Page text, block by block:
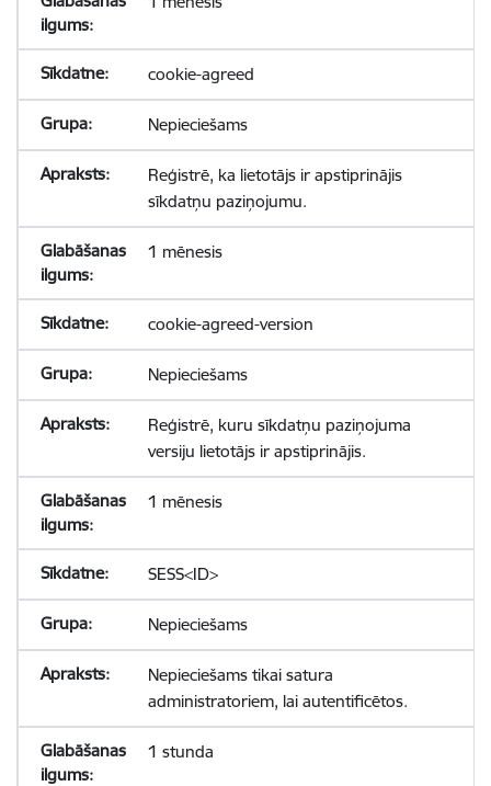
cookie-agreed
Nepieciešams
Reģistrē, ka lietotājs ir apstiprinājis
sīkdatņu paziņojumu.
1 mēnesis
cookie-agreed-version
Nepieciešams
Reģistrē, kuru sīkdatņu paziņojuma
versiju lietotājs ir apstiprinājis.
1 mēnesis
SESS<ID>
Nepieciešams
Nepieciešams tikai satura
administratoriem, lai autentificētos.
1 stunda